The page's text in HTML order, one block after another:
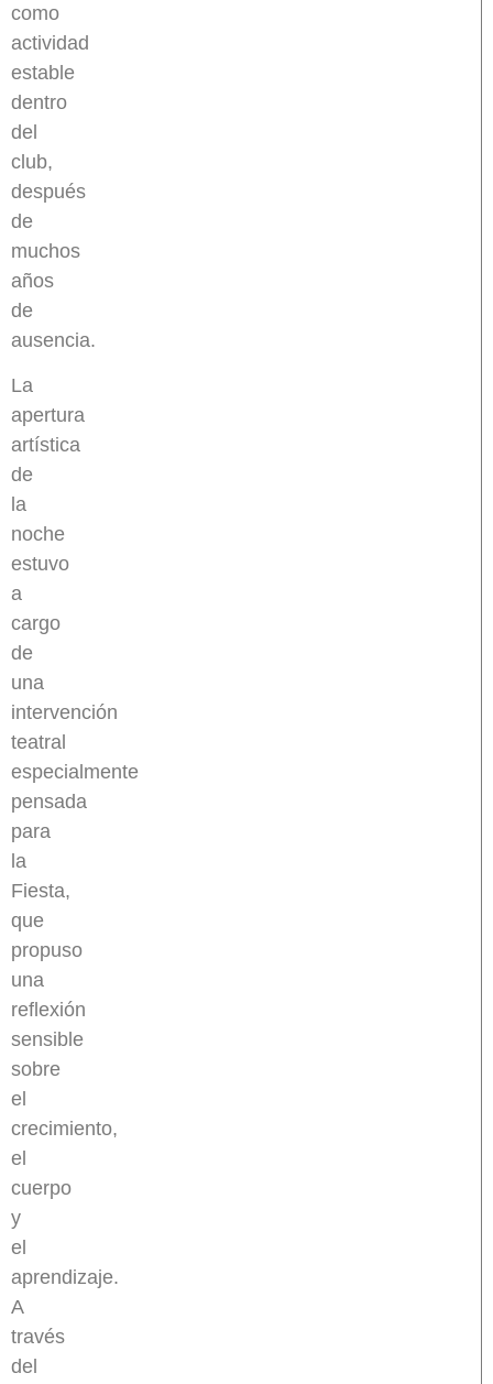
como
actividad
estable
dentro
del
club,
después
de
muchos
años
de
ausencia.
La
apertura
artística
de
la
noche
estuvo
a
cargo
de
una
intervención
teatral
especialmente
pensada
para
la
Fiesta,
que
propuso
una
reflexión
sensible
sobre
el
crecimiento,
el
cuerpo
y
el
aprendizaje.
A
través
del